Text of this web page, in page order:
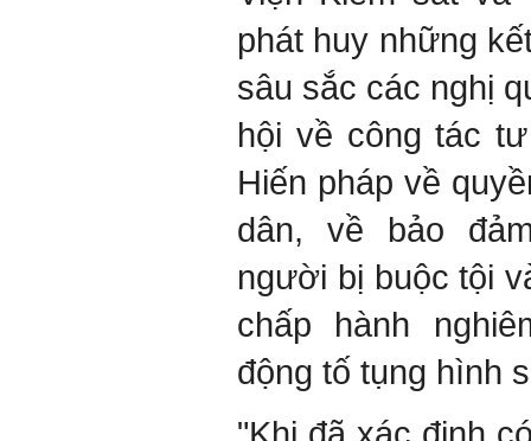
phát huy những
sâu sắc các nghị
hội về công tác
Hiến pháp về
dân, về bảo
người bị buộc tội
chấp hành
động tố tụng hình